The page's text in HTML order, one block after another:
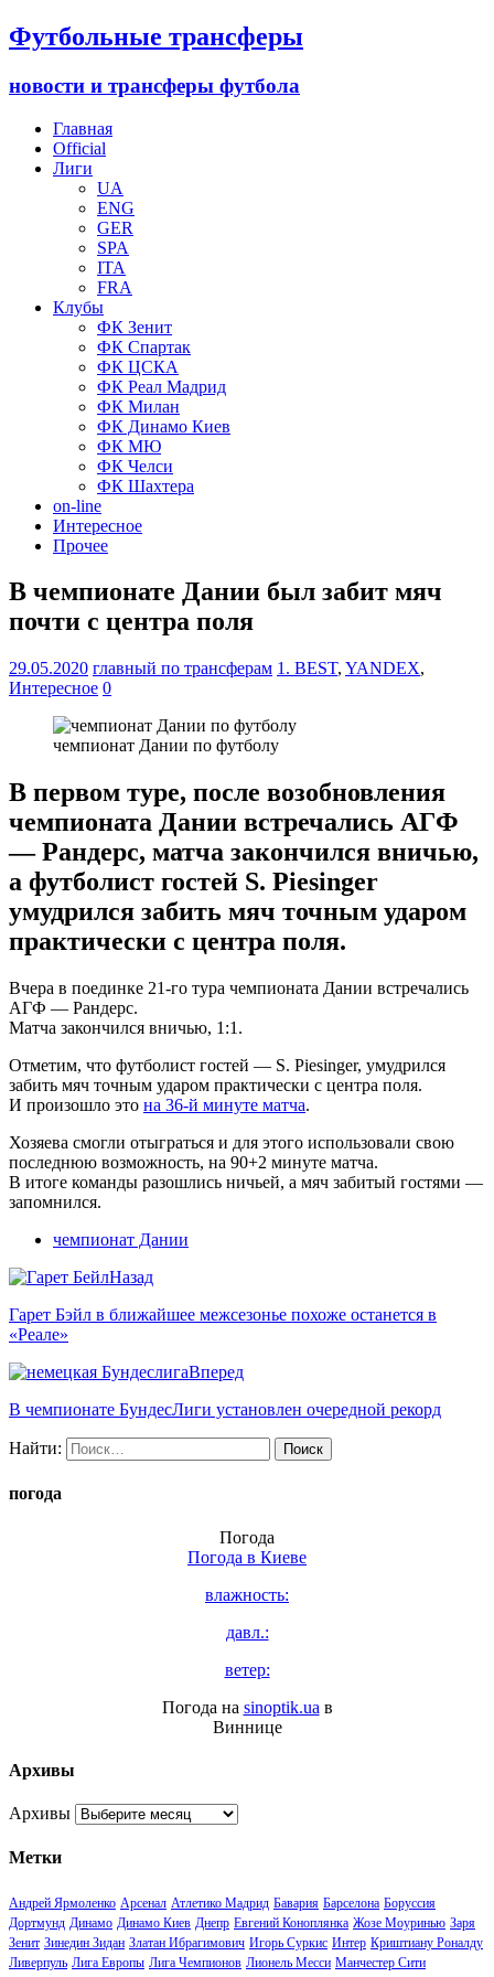
Футбольные трансферы
новости и трансферы футбола
Главная
Official
Лиги
UA
ENG
GER
SPA
ITA
FRA
Клубы
ФК Зенит
ФК Спартак
ФК ЦСКА
ФК Реал Мадрид
ФК Милан
ФК Динамо Киев
ФК МЮ
ФК Челси
ФК Шахтера
on-line
Интересное
Прочее
В чемпионате Дании был забит мяч
почти с центра поля
29.05.2020 главный по трансферам 1. BEST, YANDEX,
Интересное 0
чемпионат Дании по футболу
В первом туре, после возобновления
чемпионата Дании встречались АГФ
— Рандерс, матча закончился вничью,
а футболист гостей S. Piesinger
умудрился забить мяч точным ударом
практически с центра поля.
Вчера в поединке 21-го тура чемпионата Дании встречались
АГФ — Рандерс.
Матча закончился вничью, 1:1.
Отметим, что футболист гостей — S. Piesinger, умудрился
забить мяч точным ударом практически с центра поля.
И произошло это на 36-й минуте матча.
Хозяева смогли отыграться и для этого использовали свою
последнюю возможность, на 90+2 минуте матча.
В итоге команды разошлись ничьей, а мяч забитый гостями —
запомнился.
чемпионат Дании
Назад
Гарет Бэйл в ближайшее межсезонье похоже останется в
«Реале»
Вперед
В чемпионате БундесЛиги установлен очередной рекорд
Найти:
погода
Погода
Погода в Киеве
влажность:
давл.:
ветер:
Погода на sinoptik.ua в
Виннице
Архивы
Архивы
Метки
Андрей Ярмоленко Арсенал Атлетико Мадрид Бавария Барселона Боруссия
Дортмунд Динамо Динамо Киев Днепр Евгений Коноплянка Жозе Моуринью Заря
Зенит Зинедин Зидан Златан Ибрагимович Игорь Суркис Интер Криштиану Роналду
Ливерпуль Лига Европы Лига Чемпионов Лионель Месси Манчестер Сити